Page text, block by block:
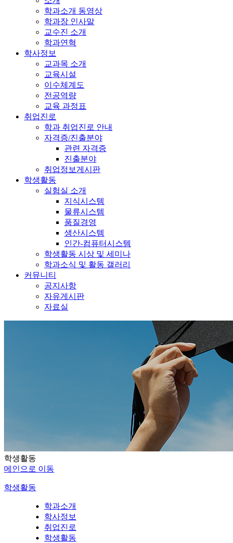
학과소개 동영상
학과장 인사말
교수진 소개
학과연혁
학사정보
교과목 소개
교육시설
이수체계도
전공역량
교육 과정표
취업진로
학과 취업진로 안내
자격증/진출분야
관련 자격증
진출분야
취업정보게시판
학생활동
실험실 소개
지식시스템
물류시스템
품질경영
생산시스템
인간-컴퓨터시스템
학생활동 시상 및 세미나
학과소식 및 활동 갤러리
커뮤니티
공지사항
자유게시판
자료실
학생활동
메인으로 이동
학생활동
학과소개
학사정보
취업진로
학생활동